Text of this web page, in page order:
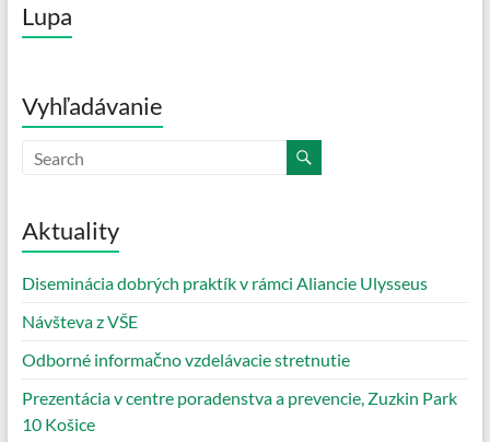
Lupa
Vyhľadávanie
Aktuality
Diseminácia dobrých praktík v rámci Aliancie Ulysseus
Návšteva z VŠE
Odborné informačno vzdelávacie stretnutie
Prezentácia v centre poradenstva a prevencie, Zuzkin Park
10 Košice